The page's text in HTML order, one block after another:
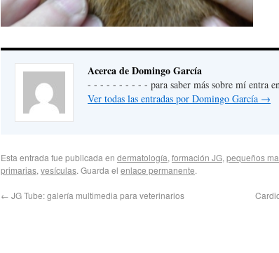
Acerca de Domingo García
- - - - - - - - - - para saber más sobre mí entra
Ver todas las entradas por Domingo García →
Esta entrada fue publicada en dermatología,formación JG,pequeños
primarias,vesículas. Guarda el enlace permanente.
← JG Tube: galería multimedia para veterinarios